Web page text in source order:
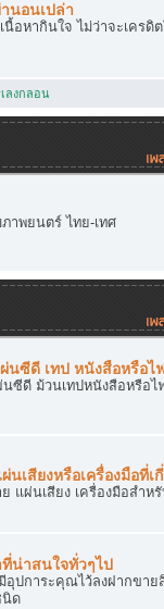
นอนเปล่า
อหากินใจ ไม่ว่าจะเครดิ
ลงกลอน
ภาพยนตร์ ไทย-เทศ
นซีดี เทป หนังสือหรือไ
ซีดี ม้วนเทปหนังสือหรือไ
เสียงหรือเครื่องมือที่เ
แผ่นเสียง เครื่องมือสำหรั
น่าสนใจทั่วๆไป
อุปการะคุณไว้ลงฝากขา
นิด